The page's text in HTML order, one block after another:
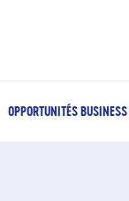
OPPORTUNITÉS BUSINESS